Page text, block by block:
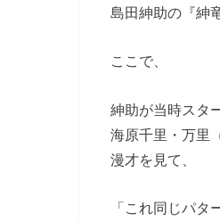
島田紳助の『紳
ここで、
紳助が当時スタ
海原千里・万里
漫才を見て、
「これ同じパタ